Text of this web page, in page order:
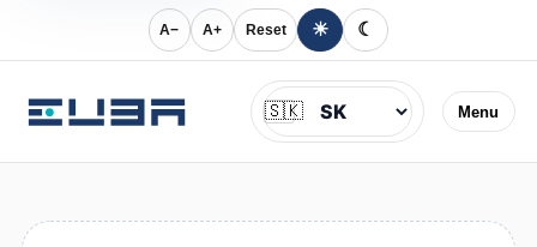
A− A+ Reset ☀ ☾
Menu
Jazyk
🇸🇰